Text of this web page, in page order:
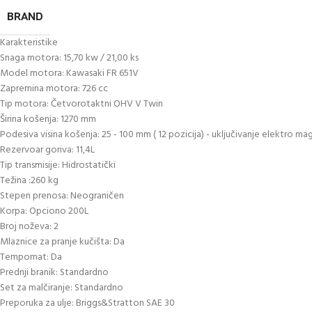
BRAND
Karakteristike
Snaga motora: 15,70 kw / 21,00 ks
Model motora: Kawasaki FR 651V
Zapremina motora: 726 cc
Tip motora: Četvorotaktni OHV V Twin
Širina košenja: 1270 mm
Podesiva visina košenja: 25 - 100 mm ( 12 pozicija) - uključivanje elektro
Rezervoar goriva: 11,4L
Tip transmisije: Hidrostatički
Težina :260 kg
Stepen prenosa: Neograničen
Korpa: Opciono 200L
Broj noževa: 2
Mlaznice za pranje kučišta: Da
Tempomat: Da
Prednji branik: Standardno
Set za malčiranje: Standardno
Preporuka za ulje: Briggs&Stratton SAE 30